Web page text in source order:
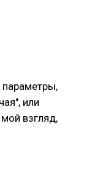
или
взгляд,